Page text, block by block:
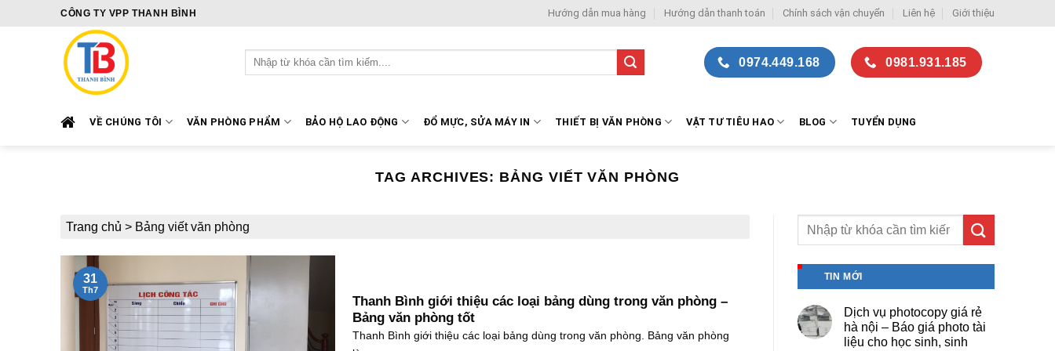
CÔNG TY VPP THANH BÌNH Hướng dẫn mua hàng Hướng dẫn thanh toán Chính sách vận chuyển Liên hệ Giới thiệu
Tìm
kiếm:
0974.449.168 0981.931.185
VỀ CHÚNG TÔI VĂN PHÒNG PHẨM BẢO HỘ LAO ĐỘNG ĐỔ MỰC, SỬA MÁY IN THIẾT BỊ VĂN PHÒNG VẬT TƯ TIÊU HAO BLOG TUYỂN DỤNG
TAG ARCHIVES: BẢNG VIẾT VĂN PHÒNG
Trang chủ > Bảng viết văn phòng
Thanh Bình giới thiệu các loại bảng dùng trong văn phòng –
Bảng văn phòng tốt
Thanh Bình giới thiệu các loại bảng dùng trong văn phòng. Bảng văn phòng
31
Th7
TIN MỚI
Dịch vụ photocopy giá rẻ
hà nội – Báo giá photo tài
liệu cho học sinh, sinh